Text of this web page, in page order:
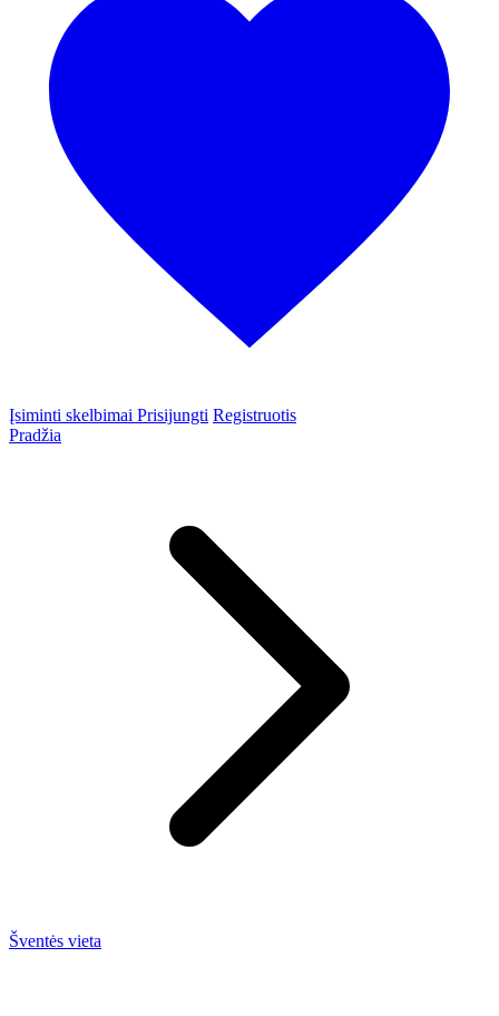
Įsiminti skelbimai Prisijungti Registruotis
Pradžia
Šventės vieta